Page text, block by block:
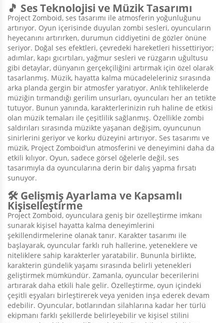
🎵 Ses Teknolojisi ve Müzik Tasarımı
Project Zomboid, ses tasarımı ile atmosferin yoğunluğunu
artırıyor. Oyun içerisinde duyulan zombi sesleri, oyuncuların
heyecanını artırırken, durumun ciddiyetini de gözler önüne
seriyor. Doğal ses efektleri, çevredeki hareketleri hissettiriyor;
adımlar, kapı gıcırtıları, yağmur sesleri ve rüzgarın uğultusu
gibi detaylar, dünyanın gerçekçiliğini artırmak için özel olarak
tasarlanmış. Müzik, hayatta kalma mücadeleleriniz sırasında
arka planda gergin bir atmosfer yaratıyor. Anlık tehlikelerde
müziğin tırmandığı gerilim unsurları, oyuncuları her an tetikte
tutuyor. Bunun yanında, karakterlerinizin ruh haline de etkisi
olan müzik temaları ile çeşitlilik sağlanmış. Özellikle zombi
saldırıları sırasında müzikte yaşanan değişim, oyuncunun
sinirlerini geriyor ve korku düzeyini artırıyor. Ses tasarımı ve
müzik, Project Zomboid’un atmosferini ve deneyimini daha da
etkili kılıyor. Oyun, sadece görsel öğelerle değil, ses
tasarımıyla da oyuncularına derin bir dalış yapma fırsatı
sunuyor.
🛠️ Gelişmiş Ayarlama ve Kapsamlı
Kişiselleştirme
Project Zomboid, oyunculara geniş bir özelleştirme imkanı
sunarak kişisel hayatta kalma deneyimlerini
şekillendirmelerine olanak tanır. Karakter tasarımı ile
başlayarak, oyuncular farklı ruh hallerine, yeteneklere ve
niteliklere sahip karakterler yaratabilir. Bununla birlikte,
karakterin gündelik yaşamı sırasında belirli yetenekleri
geliştirmek mümkündür. Zamanla, oyuncular becerilerini
artırarak daha etkili hale gelir. Özelleştirme, oyun içindeki
çeşitli eşyaları birleştirerek veya yeniden inşa ederek devam
edebilir. Oyuncular, botlarından silahlarına kadar her türlü
ekipmanı farklı şekillerde belirleyebilir ve kişisel stilini